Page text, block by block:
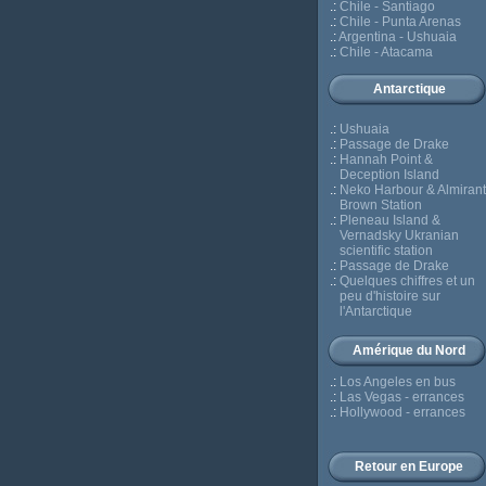
.: Chile - Santiago
.: Chile - Punta Arenas
.:Argentina - Ushuaia
.: Chile - Atacama
Antarctique
.: Ushuaia
.: Passage de Drake
.: Hannah Point &
Deception Island
.: Neko Harbour &
Brown Station
.: Pleneau Island &
Vernadsky Ukranian
scientific station
.: Passage de Drake
.: Quelques chiffres et un
peu d'histoire sur
l'Antarctique
Amérique du Nord
.: Los Angeles en bus
.: Las Vegas - errances
.: Hollywood - errances
Retour en Europe